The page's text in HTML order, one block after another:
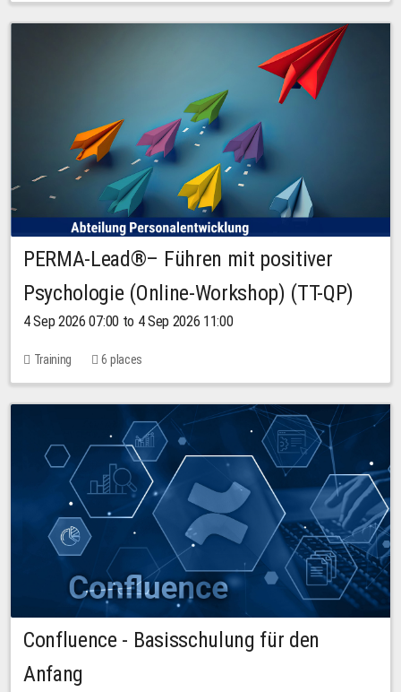
PERMA-Lead®– Führen mit positiver
Psychologie (Online-Workshop) (TT-QP)
4 Sep 2026 07:00 to 4 Sep 2026 11:00
Training 6 places
Confluence - Basisschulung für den
Anfang